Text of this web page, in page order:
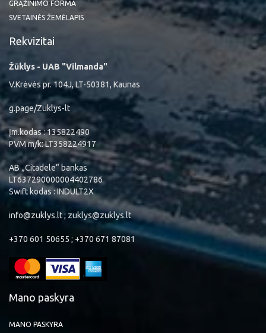
GRĄŽINIMO FORMA
SVETAINĖS ŽEMĖLAPIS
Rekvizitai
Žūklys - UAB "Vilmanda"
V.Krėvės pr. 104J, LT-50381, Kaunas
g.page/Zuklys-lt
Įm.kodas : 135822490
PVM m/k: LT358224917
AB „Citadele“ bankas
LT637290000004402786
Swift kodas : INDULT2X
info@zuklys.lt ; zuklys@zuklys.lt
+370 601 50655 ; +370 671 87081
Mano paskyra
MANO PASKYRA